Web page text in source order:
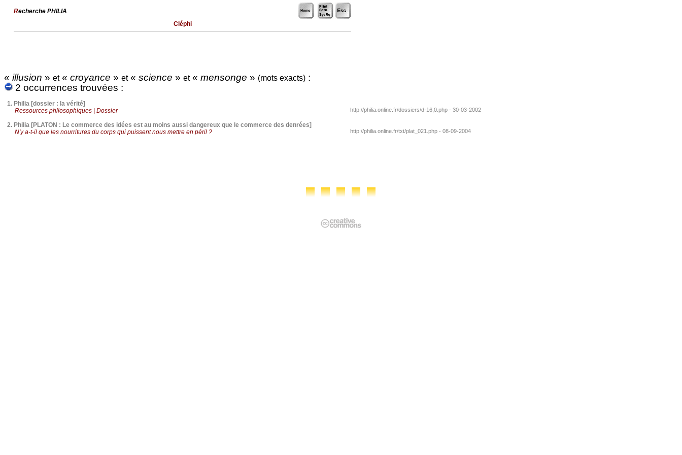
Recherche PHILIA
Cléphi
« illusion » et« croyance » et« science » et« mensonge » (mots exacts) :
2 occurrences trouvées :
1. Philia [dossier : la vérité]
Ressources philosophiques | Dossier
http://philia.online.fr/dossiers/d-16,0.php - 30-03-2002
2. Philia [PLATON : Le commerce des idées est au moins aussi dangereux que le commerce des denrées]
N'y a-t-il que les nourritures du corps qui puissent nous mettre en péril ?
http://philia.online.fr/txt/plat_021.php - 08-09-2004